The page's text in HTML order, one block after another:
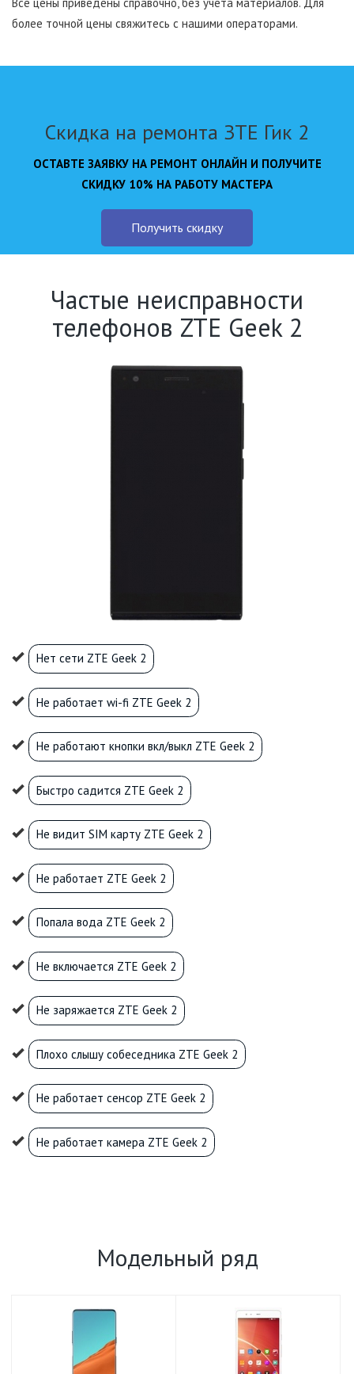
более точной цены свяжитесь с нашими операторами.
Скидка на ремонта ЗТЕ Гик 2
ОСТАВТЕ ЗАЯВКУ НА РЕМОНТ ОНЛАЙН И ПОЛУЧИТЕ
СКИДКУ 10% НА РАБОТУ МАСТЕРА
Получить скидку
Частые неисправности
телефонов ZTE Geek 2
Нет сети ZTE Geek 2
Не работает wi-fi ZTE Geek 2
Не работают кнопки вкл/выкл ZTE Geek 2
Быстро садится ZTE Geek 2
Не видит SIM карту ZTE Geek 2
Не работает ZTE Geek 2
Попала вода ZTE Geek 2
Не включается ZTE Geek 2
Не заряжается ZTE Geek 2
Плохо слышу собеседника ZTE Geek 2
Не работает сенсор ZTE Geek 2
Не работает камера ZTE Geek 2
Модельный ряд